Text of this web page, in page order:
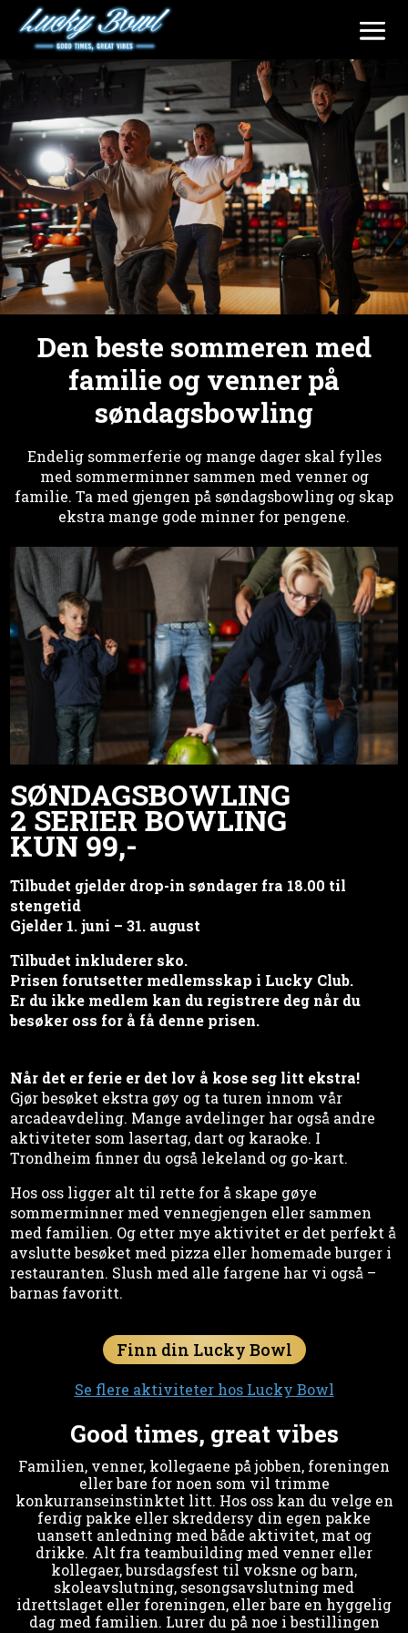
Den beste sommeren med
familie og venner på
søndagsbowling
Endelig sommerferie og mange dager skal fylles
med sommerminner sammen med venner og
familie. Ta med gjengen på søndagsbowling og skap
ekstra mange gode minner for pengene.
SØNDAGSBOWLING
2 SERIER BOWLING
KUN 99,-
Tilbudet gjelder drop-in søndager fra 18.00 til
stengetid
Gjelder 1. juni – 31. august
Tilbudet inkluderer sko.
Prisen forutsetter medlemsskap i Lucky Club.
Er du ikke medlem kan du registrere deg når du
besøker oss for å få denne prisen.
Når det er ferie er det lov å kose seg litt ekstra!
Gjør besøket ekstra gøy og ta turen innom vår
arcadeavdeling. Mange avdelinger har også andre
aktiviteter som lasertag, dart og karaoke. I
Trondheim finner du også lekeland og go-kart.
Hos oss ligger alt til rette for å skape gøye
sommerminner med vennegjengen eller sammen
med familien. Og etter mye aktivitet er det perfekt å
avslutte besøket med pizza eller homemade burger i
restauranten. Slush med alle fargene har vi også –
barnas favoritt.
Finn din Lucky Bowl
Se flere aktiviteter hos Lucky Bowl
Good times, great vibes
Familien, venner, kollegaene på jobben, foreningen
eller bare for noen som vil trimme
konkurranseinstinktet litt. Hos oss kan du velge en
ferdig pakke eller skreddersy din egen pakke
uansett anledning med både aktivitet, mat og
drikke. Alt fra teambuilding med venner eller
kollegaer, bursdagsfest til voksne og barn,
skoleavslutning, sesongsavslutning med
idrettslaget eller foreningen, eller bare en hyggelig
dag med familien. Lurer du på noe i bestillingen